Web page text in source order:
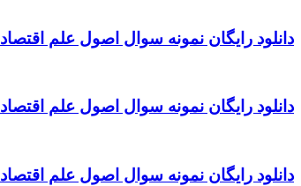
دانلود رایگان نمونه سوال اصول علم اقتصاد 1 نیمسال دوم 93 – 94 رشته حسابداری
دانلود رایگان نمونه سوال اصول علم اقتصاد 1 نیمسال اول 91 – 92 رشته حسابداری
دانلود رایگان نمونه سوال اصول علم اقتصاد 1 نیمسال دوم 90 – 91 رشته حسابداری